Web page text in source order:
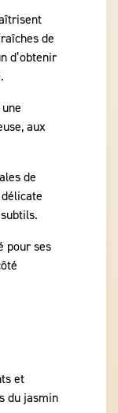
de
d’obtenir
aux
de
pour ses
et
du jasmin